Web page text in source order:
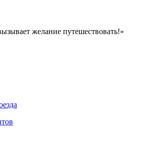
желание путешествовать!»